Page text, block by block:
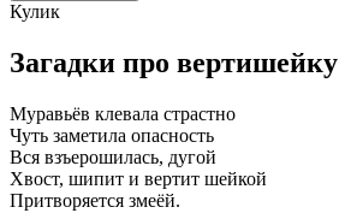
Кулик
Загадки про вертишейку
Муравьёв клевала страстно
Чуть заметила опасность
Вся взъерошилась, дугой
Хвост, шипит и вертит шейкой
Притворяется змеёй.